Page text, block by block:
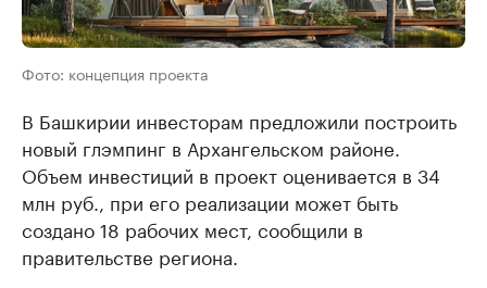
Фото: концепция проекта
В Башкирии инвесторам предложили построить
новый глэмпинг в Архангельском районе.
Объем инвестиций в проект оценивается в 34
млн руб., при его реализации может быть
создано 18 рабочих мест, сообщили в
правительстве региона.